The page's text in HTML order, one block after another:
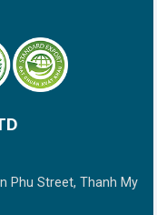
Phu Street, Thanh My